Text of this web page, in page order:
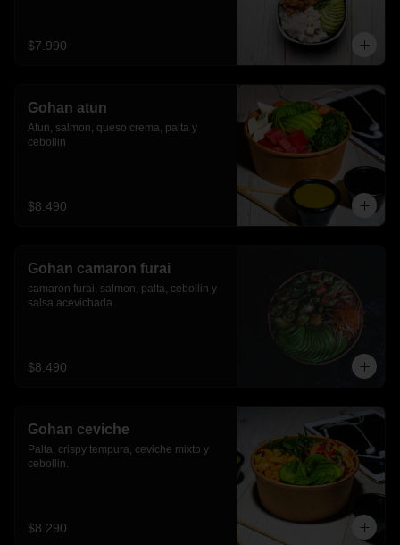
$7.990
Gohan atun
Atun, salmon, queso crema, palta y
cebollin
$8.490
Gohan camaron furai
camaron furai, salmon, palta, cebollin y
salsa acevichada.
$8.490
Gohan ceviche
Palta, crispy tempura, ceviche mixto y
cebollin.
$8.290